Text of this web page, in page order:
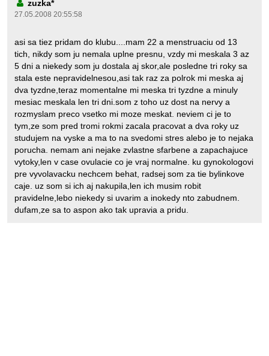
zuzka*
27.05.2008 20:55:58
asi sa tiez pridam do klubu....mam 22 a menstruaciu od 13
tich, nikdy som ju nemala uplne presnu, vzdy mi meskala 3 az
5 dni a niekedy som ju dostala aj skor,ale posledne tri roky sa
stala este nepravidelnesou,asi tak raz za polrok mi meska aj
dva tyzdne,teraz momentalne mi meska tri tyzdne a minuly
mesiac meskala len tri dni.som z toho uz dost na nervy a
rozmyslam preco vsetko mi moze meskat. neviem ci je to
tym,ze som pred tromi rokmi zacala pracovat a dva roky uz
studujem na vyske a ma to na svedomi stres alebo je to nejaka
porucha. nemam ani nejake zvlastne sfarbene a zapachajuce
vytoky,len v case ovulacie co je vraj normalne. ku gynokologovi
pre vyvolavacku nechcem behat, radsej som za tie bylinkove
caje. uz som si ich aj nakupila,len ich musim robit
pravidelne,lebo niekedy si uvarim a inokedy nto zabudnem.
dufam,ze sa to aspon ako tak upravia a pridu.